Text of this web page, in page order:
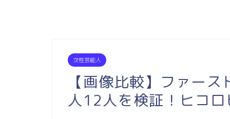
女性芸能人
【画像比較】ファー
人12人を検証！ヒコ